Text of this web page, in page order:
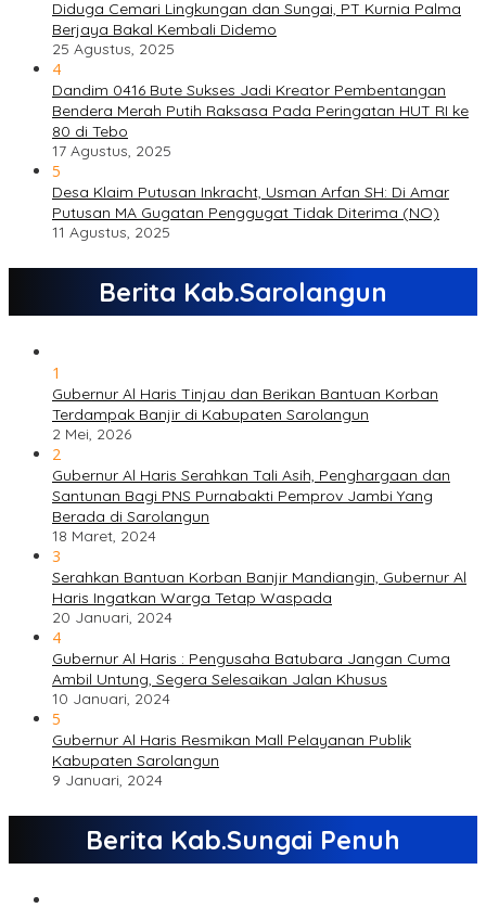
Diduga Cemari Lingkungan dan Sungai, PT Kurnia Palma
Berjaya Bakal Kembali Didemo
25 Agustus, 2025
4
Dandim 0416 Bute Sukses Jadi Kreator Pembentangan
Bendera Merah Putih Raksasa Pada Peringatan HUT RI ke
80 di Tebo
17 Agustus, 2025
5
Desa Klaim Putusan Inkracht, Usman Arfan SH: Di Amar
Putusan MA Gugatan Penggugat Tidak Diterima (NO)
11 Agustus, 2025
Berita Kab.Sarolangun
1
Gubernur Al Haris Tinjau dan Berikan Bantuan Korban
Terdampak Banjir di Kabupaten Sarolangun
2 Mei, 2026
2
Gubernur Al Haris Serahkan Tali Asih, Penghargaan dan
Santunan Bagi PNS Purnabakti Pemprov Jambi Yang
Berada di Sarolangun
18 Maret, 2024
3
Serahkan Bantuan Korban Banjir Mandiangin, Gubernur Al
Haris Ingatkan Warga Tetap Waspada
20 Januari, 2024
4
Gubernur Al Haris : Pengusaha Batubara Jangan Cuma
Ambil Untung, Segera Selesaikan Jalan Khusus
10 Januari, 2024
5
Gubernur Al Haris Resmikan Mall Pelayanan Publik
Kabupaten Sarolangun
9 Januari, 2024
Berita Kab.Sungai Penuh